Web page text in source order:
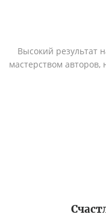
Высокий результат
мастерством